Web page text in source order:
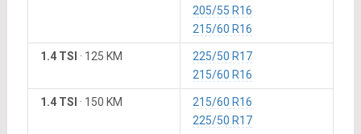
205/55 R16
215/60 R16
1.4 TSI · 125 KM
225/50 R17
215/60 R16
1.4 TSI · 150 KM
215/60 R16
225/50 R17